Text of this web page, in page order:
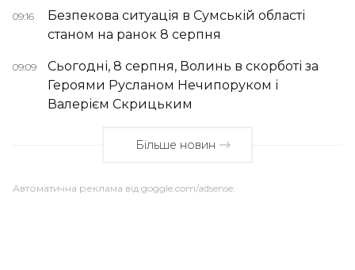
09:16
Безпекова ситуація в Сумській області
станом на ранок 8 серпня
09:09
Сьогодні, 8 серпня, Волинь в скорботі за
Героями Русланом Нечипоруком і
Валерієм Скрицьким
Більше новин
Автоматична реклама від goggle.com/adsense: